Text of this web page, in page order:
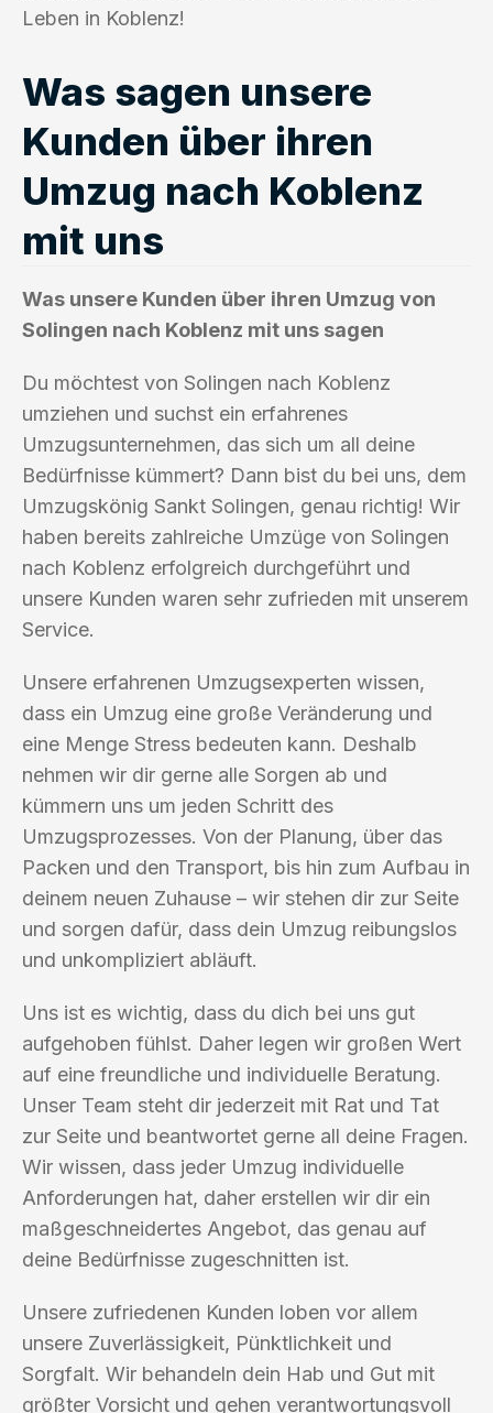
Leben in Koblenz!
Was sagen unsere
Kunden über ihren
Umzug nach Koblenz
mit uns
Was unsere Kunden über ihren Umzug von
Solingen nach Koblenz mit uns sagen
Du möchtest von Solingen nach Koblenz
umziehen und suchst ein erfahrenes
Umzugsunternehmen, das sich um all deine
Bedürfnisse kümmert? Dann bist du bei uns, dem
Umzugskönig Sankt Solingen, genau richtig! Wir
haben bereits zahlreiche Umzüge von Solingen
nach Koblenz erfolgreich durchgeführt und
unsere Kunden waren sehr zufrieden mit unserem
Service.
Unsere erfahrenen Umzugsexperten wissen,
dass ein Umzug eine große Veränderung und
eine Menge Stress bedeuten kann. Deshalb
nehmen wir dir gerne alle Sorgen ab und
kümmern uns um jeden Schritt des
Umzugsprozesses. Von der Planung, über das
Packen und den Transport, bis hin zum Aufbau in
deinem neuen Zuhause – wir stehen dir zur Seite
und sorgen dafür, dass dein Umzug reibungslos
und unkompliziert abläuft.
Uns ist es wichtig, dass du dich bei uns gut
aufgehoben fühlst. Daher legen wir großen Wert
auf eine freundliche und individuelle Beratung.
Unser Team steht dir jederzeit mit Rat und Tat
zur Seite und beantwortet gerne all deine Fragen.
Wir wissen, dass jeder Umzug individuelle
Anforderungen hat, daher erstellen wir dir ein
maßgeschneidertes Angebot, das genau auf
deine Bedürfnisse zugeschnitten ist.
Unsere zufriedenen Kunden loben vor allem
unsere Zuverlässigkeit, Pünktlichkeit und
Sorgfalt. Wir behandeln dein Hab und Gut mit
größter Vorsicht und gehen verantwortungsvoll